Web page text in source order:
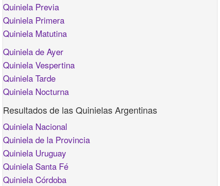
Quiniela Previa
Quiniela Primera
Quiniela Matutina
Quiniela de Ayer
Quiniela Vespertina
Quiniela Tarde
Quiniela Nocturna
Resultados de las Quinielas Argentinas
Quiniela Nacional
Quiniela de la Provincia
Quiniela Uruguay
Quiniela Santa Fé
Quiniela Córdoba